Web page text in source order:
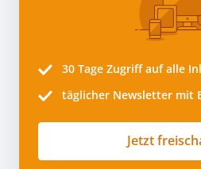
30 Tage Zugriff auf alle
täglicher Newsletter mit
Jetzt